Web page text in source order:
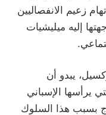
زعيم الانفصاليين
إليه ميليشيات
يبدو أن
يرأسها الإسباني
بسبب هذا السلوك